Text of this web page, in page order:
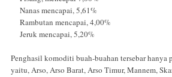
Nanas mencapai, 5,61%
Rambutan mencapai, 4,00%
Jeruk mencapai, 5,20%
Penghasil komoditi buah-buahan tersebar hanya
yaitu, Arso, Arso Barat, Arso Timur, Mannem,